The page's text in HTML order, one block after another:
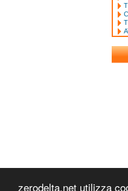
zerodelta.net utilizza